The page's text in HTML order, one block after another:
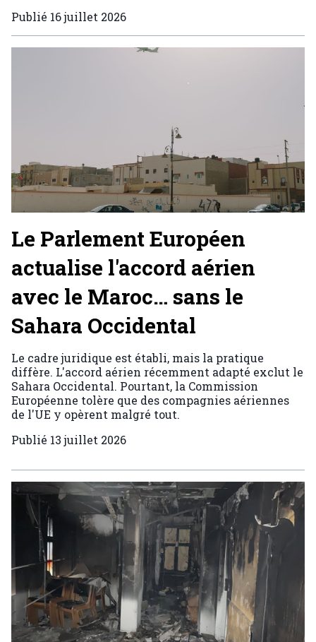
Publié 16 juillet 2026
Le Parlement Européen
actualise l'accord aérien
avec le Maroc… sans le
Sahara Occidental
Le cadre juridique est établi, mais la pratique
diffère. L'accord aérien récemment adapté exclut le
Sahara Occidental. Pourtant, la Commission
Européenne tolère que des compagnies aériennes
de l'UE y opèrent malgré tout.
Publié 13 juillet 2026